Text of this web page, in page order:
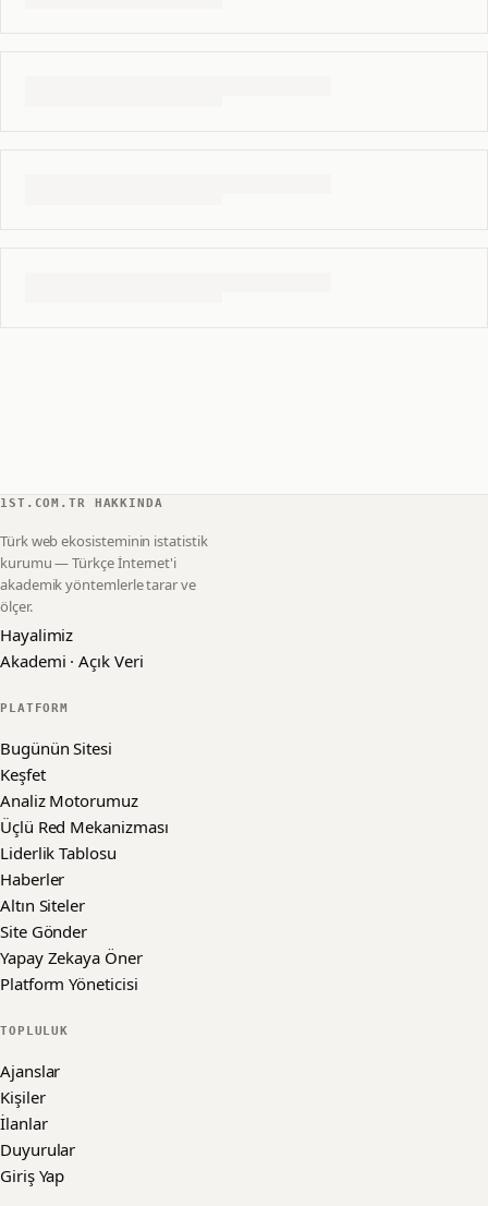
1ST.COM.TR HAKKINDA
Türk web ekosisteminin istatistik
kurumu — Türkçe İnternet'i
akademik yöntemlerle tarar ve
ölçer.
Hayalimiz
Akademi · Açık Veri
PLATFORM
Bugünün Sitesi
Keşfet
Analiz Motorumuz
Üçlü Red Mekanizması
Liderlik Tablosu
Haberler
Altın Siteler
Site Gönder
Yapay Zekaya Öner
Platform Yöneticisi
TOPLULUK
Ajanslar
Kişiler
İlanlar
Duyurular
Giriş Yap